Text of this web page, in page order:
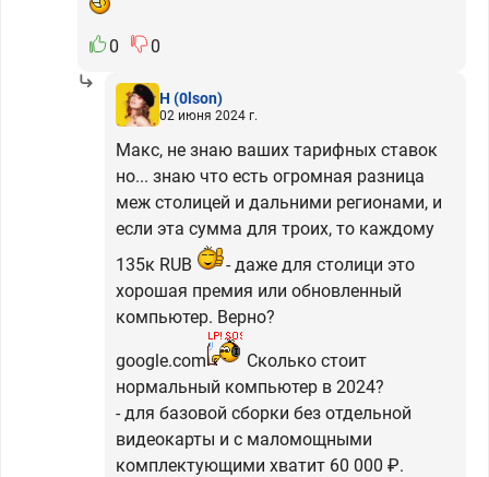
0 0
H (0lson)
02 июня 2024 г.
Макс, не знаю ваших тарифных ставок
но... знаю что есть огромная разница
меж столицей и дальними регионами, и
если эта сумма для троих, то каждому
135к RUB
- даже для столици это
хорошая премия или обновленный
компьютер. Верно?
google.com
Сколько стоит
нормальный компьютер в 2024?
- для базовой сборки без отдельной
видеокарты и с маломощными
комплектующими хватит 60 000 ₽.